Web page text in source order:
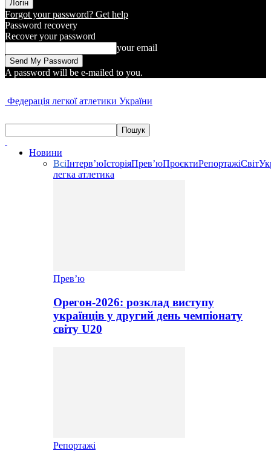
Forgot your password? Get help
Password recovery
Recover your password
your email
A password will be e-mailed to you.
Федерація легкої атлетики України
Новини
ВсіІнтерв’юІсторіяПрев’юПроєктиРепортажіСвіт
легка атлетика
Прев’ю
Орегон-2026: розклад виступу
українців у другий день чемпіонату
світу U20
Репортажі